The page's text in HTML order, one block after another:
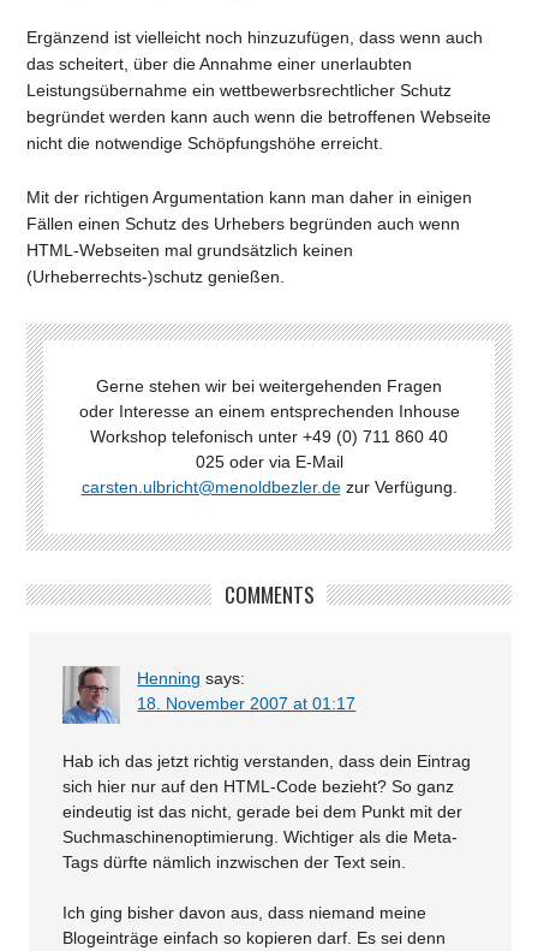
Ergänzend ist vielleicht noch hinzuzufügen, dass wenn auch
das scheitert, über die Annahme einer unerlaubten
Leistungsübernahme ein wettbewerbsrechtlicher Schutz
begründet werden kann auch wenn die betroffenen Webseite
nicht die notwendige Schöpfungshöhe erreicht.
Mit der richtigen Argumentation kann man daher in einigen
Fällen einen Schutz des Urhebers begründen auch wenn
HTML-Webseiten mal grundsätzlich keinen
(Urheberrechts-)schutz genießen.
Gerne stehen wir bei weitergehenden Fragen
oder Interesse an einem entsprechenden Inhouse
Workshop telefonisch unter +49 (0) 711 860 40
025 oder via E-Mail
carsten.ulbricht@menoldbezler.dezur Verfügung.
COMMENTS
Henning says:
18. November 2007 at 01:17
Hab ich das jetzt richtig verstanden, dass dein Eintrag
sich hier nur auf den HTML-Code bezieht? So ganz
eindeutig ist das nicht, gerade bei dem Punkt mit der
Suchmaschinenoptimierung. Wichtiger als die Meta-
Tags dürfte nämlich inzwischen der Text sein.
Ich ging bisher davon aus, dass niemand meine
Blogeinträge einfach so kopieren darf. Es sei denn